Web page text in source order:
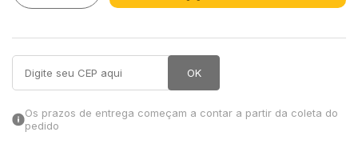
OK
Os prazos de entrega começam a contar a partir da coleta do
pedido